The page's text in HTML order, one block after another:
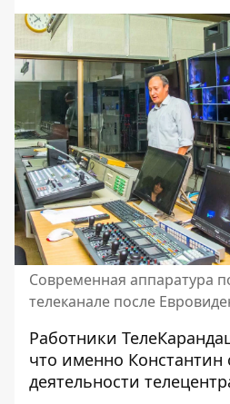
Современная аппаратура
телеканале после
Работники
что именно Константин
деятельности